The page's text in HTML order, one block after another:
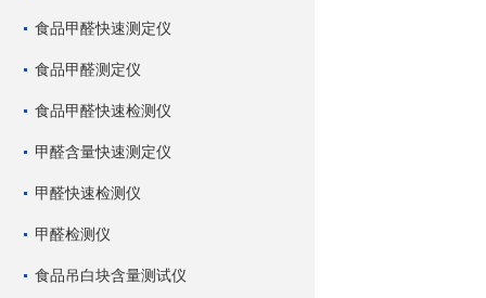
食品甲醛快速测定仪
食品甲醛测定仪
食品甲醛快速检测仪
甲醛含量快速测定仪
甲醛快速检测仪
甲醛检测仪
食品吊白块含量测试仪